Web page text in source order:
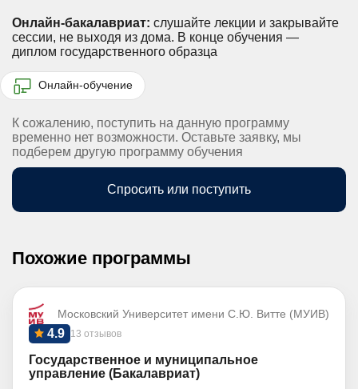
Онлайн-бакалавриат: слушайте лекции и закрывайте
сессии, не выходя из дома. В конце обучения —
диплом государственного образца
Онлайн-обучение
К сожалению, поступить на данную программу
временно нет возможности. Оставьте заявку, мы
подберем другую программу обучения
Спросить или поступить
Похожие программы
Московский Университет имени С.Ю. Витте (МУИВ)
13 отзывов
4.9
Государственное и муниципальное
управление (Бакалавриат)